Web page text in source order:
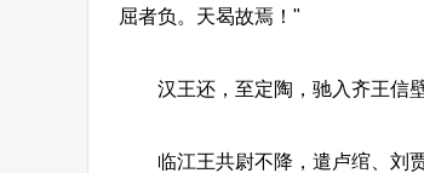
屈者负。天曷故焉！"
汉王还，至定陶，驰入齐王信壁
临江王共尉不降，遣卢绾、刘